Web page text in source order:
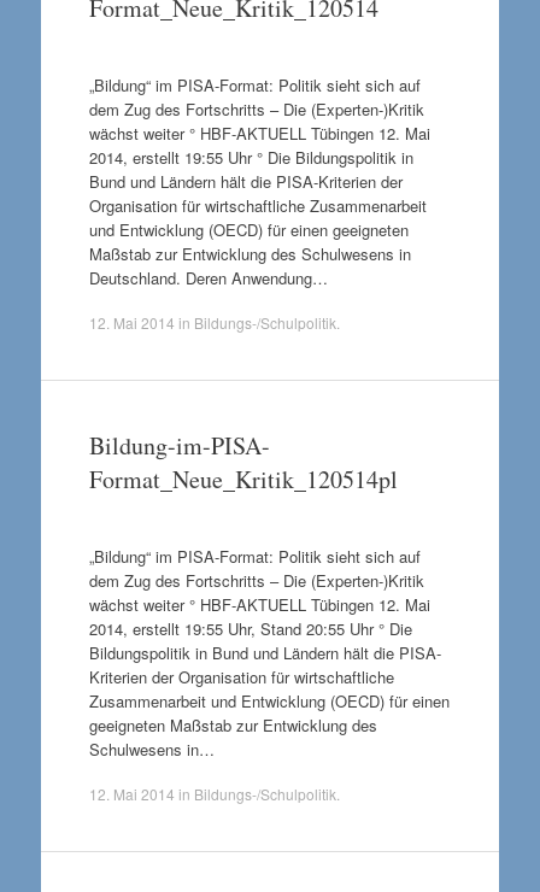
Format_Neue_Kritik_120514
„Bildung“ im PISA-Format: Politik sieht sich auf
dem Zug des Fortschritts – Die (Experten-)Kritik
wächst weiter ° HBF-AKTUELL Tübingen 12. Mai
2014, erstellt 19:55 Uhr ° Die Bildungspolitik in
Bund und Ländern hält die PISA-Kriterien der
Organisation für wirtschaftliche Zusammenarbeit
und Entwicklung (OECD) für einen geeigneten
Maßstab zur Entwicklung des Schulwesens in
Deutschland. Deren Anwendung…
12. Mai 2014 in Bildungs-/Schulpolitik
Bildung-im-PISA-
Format_Neue_Kritik_120514pl
„Bildung“ im PISA-Format: Politik sieht sich auf
dem Zug des Fortschritts – Die (Experten-)Kritik
wächst weiter ° HBF-AKTUELL Tübingen 12. Mai
2014, erstellt 19:55 Uhr, Stand 20:55 Uhr ° Die
Bildungspolitik in Bund und Ländern hält die PISA-
Kriterien der Organisation für wirtschaftliche
Zusammenarbeit und Entwicklung (OECD) für einen
geeigneten Maßstab zur Entwicklung des
Schulwesens in…
12. Mai 2014 in Bildungs-/Schulpolitik